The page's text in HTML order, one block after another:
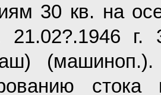
30 кв. на
21.02?.1946